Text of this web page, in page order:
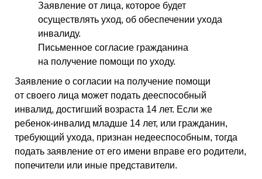
Заявление от лица, которое будет
осуществлять уход, об обеспечении ухода
инвалиду.
Письменное согласие гражданина
на получение помощи по уходу.
Заявление о согласии на получение помощи
от своего лица может подать дееспособный
инвалид, достигший возраста 14 лет. Если же
ребенок-инвалид младше 14 лет, или гражданин,
требующий ухода, признан недееспособным, тогда
подать заявление от его имени вправе его родители,
попечители или иные представители.